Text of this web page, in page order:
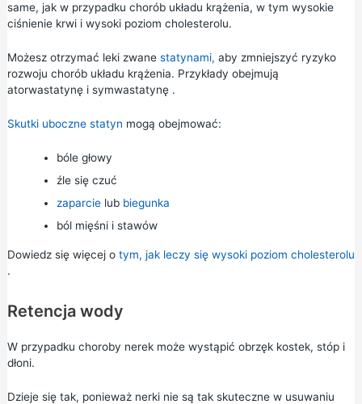
same, jak w przypadku chorób układu krążenia, w tym wysokie
ciśnienie krwi i wysoki poziom cholesterolu.
Możesz otrzymać leki zwane statynami, aby zmniejszyć ryzyko
rozwoju chorób układu krążenia. Przykłady obejmują
atorwastatynęi symwastatynę.
Skutki uboczne statyn mogą obejmować:
bóle głowy
źle się czuć
zaparcielub biegunka
ból mięśni i stawów
Dowiedz się więcej o tym, jak leczy się wysoki poziom cholesterolu
.
Retencja wody
W przypadku choroby nerek może wystąpić obrzęk kostek, stóp i
dłoni.
Dzieje się tak, ponieważ nerki nie są tak skuteczne w usuwaniu